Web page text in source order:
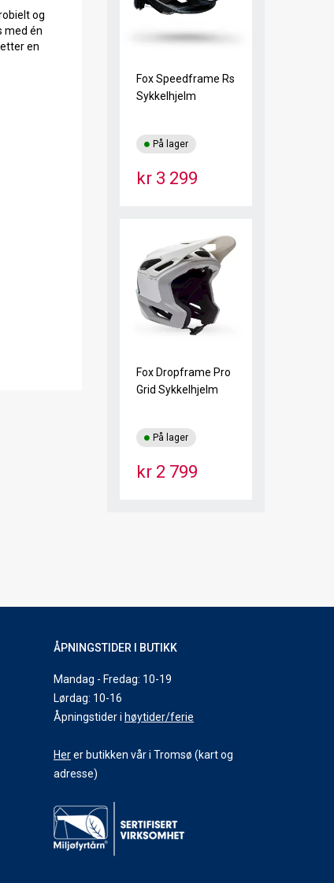
og
med én
en
Fox Speedframe Rs
Sykkelhjelm
kr 3 299
På lager
Fox Dropframe Pro
Grid Sykkelhjelm
kr 2 799
På lager
ÅPNINGSTIDER I BUTIKK
Mandag - Fredag: 10-19
Lørdag: 10-16
Åpningstider i høytider/ferie
Herer butikken vår i Tromsø (kart og
adresse)